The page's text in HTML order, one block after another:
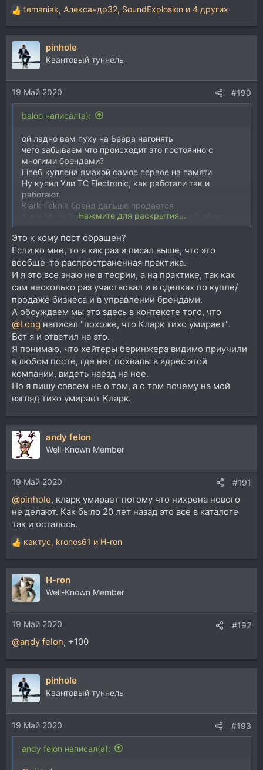
Р
е
а
к
и
и
:
temaniak, Александр32, SoundExplosion и 4 других
pinhole
Квантовый туннель
19 Май 2020 #190
baloo написал(а):
ой ладно вам пуху на Беара нагонять
чего забываем что происходит это постоянно с
многими брендами?
Line6 куплена ямахой самое первое на памяти
Ну купил Ули TC Electronic, как работали так и
работают.
Klark Teknik бренд дальше продается
А вот MusicGroup - это собственно головной офис
условно, группа в которую входят все родные и
купленные дочерки, или ы как думали, компании
покупают и оставляют все как было? При сохранении
бренда - всегда сверху другая контора. Это норма.
И обсуждать это я вообще не вижу смысла.
Хощяева контору продали? Продали.. сами.. захотели
так. Или вы думаете Ули яйца кому выкручивал или
паяльник совал? Нет.
Это бизнес. Бизнес продан. Часть штата где то
сохранена, где то нет.
У некоторых контор крупных - такая текучка что те
кто 10 лет назад работал сегодня воообще в других
местах давно. Тот же Novation, купленный Focusrite..
Это бизнес, а нам надо совать нос не в бизнес, а в то
что бренд выпускает здесь и сейчас.
Ули выпускает то, что покупают. Со временем его
продукция изменит лицо, мы не знаем.
Нет гарантий что он часть контор не перепродаст в
плохом сценарии. Что угодно может быть.
Что лучше - мертвая контора, которую никто не
купил? Или живая под эгидой крупной группы? Ули
старается по возможности сохранять сотрудников
купленных контор. Он не тупо скупает патенты, как
некоторые бредят.
Нажмите для раскрытия...
Это к кому пост обращен?
Если ко мне, то я как раз и писал выше, что это
вообще-то распространенная практика.
И я это все знаю не в теории, а на практике, так как
сам несколько раз участвовал и в сделках по купле/
продаже бизнеса и в управлении брендами.
А обсуждаем мы это здесь в контексте того, что
@Long написал "похоже, что Кларк тихо умирает".
Вот я и ответил на это.
Я понимаю, что хейтеры беринжера видимо приучили
в любом посте, где нет похвалы в адрес этой
компании, видеть наезд на нее.
Но я пишу совсем не о том, а о том почему на мой
взгляд тихо умирает Кларк.
andy felon
Well-Known Member
19 Май 2020 #191
@pinhole, кларк умирает потому что нихрена нового
не делают. Как было 20 лет назад это все в каталоге
так и осталось.
Р
е
а
к
ц
и
и
:
кактус, kronos61 и H-ron
H-ron
Well-Known Member
19 Май 2020 #192
@andy felon, +100
pinhole
Квантовый туннель
19 Май 2020 #193
andy felon написал(а):